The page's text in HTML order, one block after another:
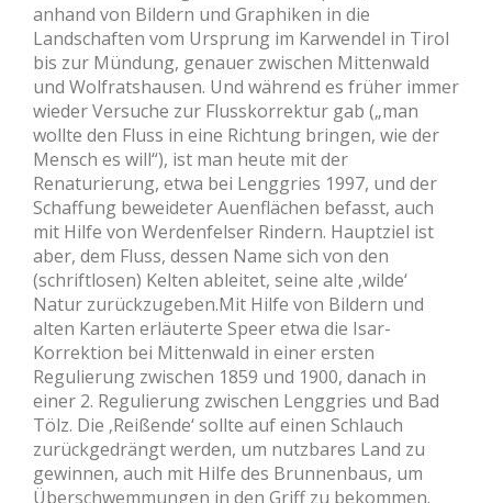
anhand von Bildern und Graphiken in die
Landschaften vom Ursprung im Karwendel in Tirol
bis zur Mündung, genauer zwischen Mittenwald
und Wolfratshausen. Und während es früher immer
wieder Versuche zur Flusskorrektur gab („man
wollte den Fluss in eine Richtung bringen, wie der
Mensch es will“), ist man heute mit der
Renaturierung, etwa bei Lenggries 1997, und der
Schaffung beweideter Auenflächen befasst, auch
mit Hilfe von Werdenfelser Rindern. Hauptziel ist
aber, dem Fluss, dessen Name sich von den
(schriftlosen) Kelten ableitet, seine alte ‚wilde‘
Natur zurückzugeben.Mit Hilfe von Bildern und
alten Karten erläuterte Speer etwa die Isar-
Korrektion bei Mittenwald in einer ersten
Regulierung zwischen 1859 und 1900, danach in
einer 2. Regulierung zwischen Lenggries und Bad
Tölz. Die ‚Reißende‘ sollte auf einen Schlauch
zurückgedrängt werden, um nutzbares Land zu
gewinnen, auch mit Hilfe des Brunnenbaus, um
Überschwemmungen in den Griff zu bekommen.